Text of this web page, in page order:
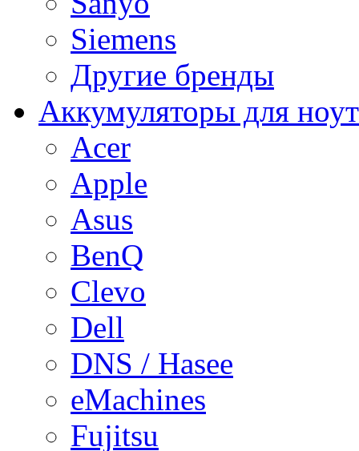
Siemens
Другие бренды
Аккумуляторы для
Acer
Apple
Asus
BenQ
Clevo
Dell
DNS / Hasee
eMachines
Fujitsu